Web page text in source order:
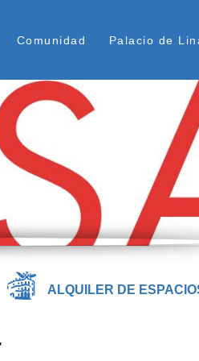
Comunidad Palacio de
ALQUILER DE